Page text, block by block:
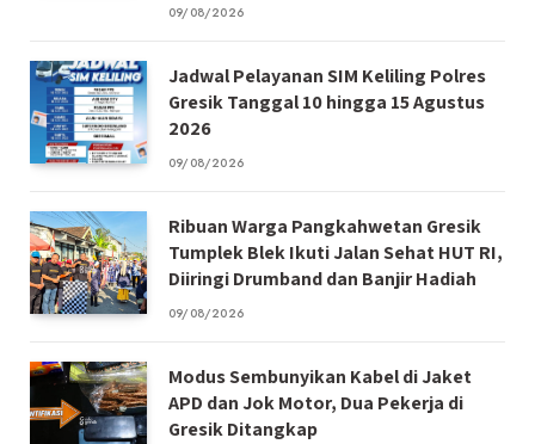
09/08/2026
Jadwal Pelayanan SIM Keliling Polres
Gresik Tanggal 10 hingga 15 Agustus
2026
09/08/2026
Ribuan Warga Pangkahwetan Gresik
Tumplek Blek Ikuti Jalan Sehat HUT RI,
Diiringi Drumband dan Banjir Hadiah
09/08/2026
Modus Sembunyikan Kabel di Jaket
APD dan Jok Motor, Dua Pekerja di
Gresik Ditangkap